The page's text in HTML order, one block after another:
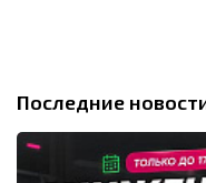
Последние